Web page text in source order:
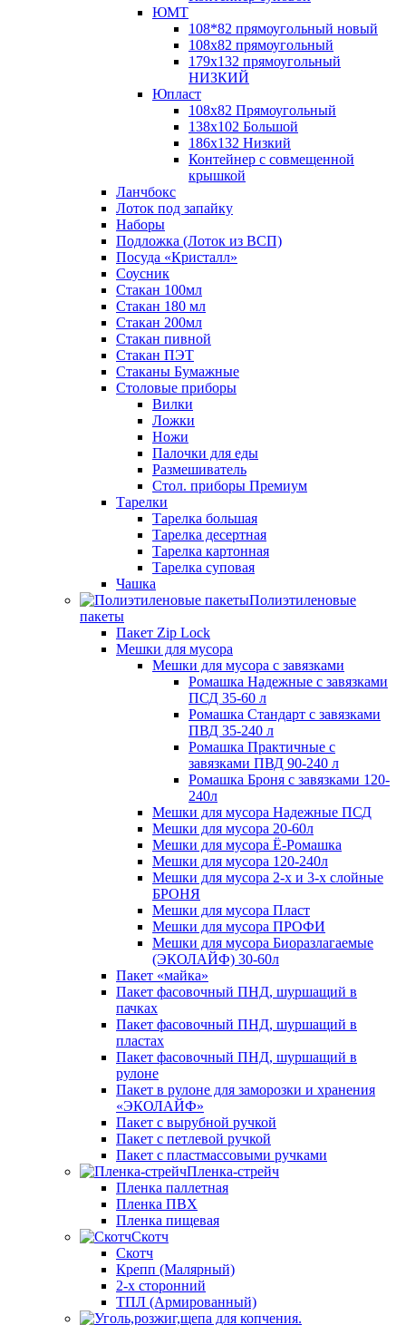
ЮМТ
108*82 прямоугольный новый
108х82 прямоугольный
179х132 прямоугольный
НИЗКИЙ
Юпласт
108х82 Прямоугольный
138х102 Большой
186х132 Низкий
Контейнер с совмещенной
крышкой
Ланчбокс
Лоток под запайку
Наборы
Подложка (Лоток из ВСП)
Посуда «Кристалл»
Соусник
Стакан 100мл
Стакан 180 мл
Стакан 200мл
Стакан пивной
Стакан ПЭТ
Стаканы Бумажные
Столовые приборы
Вилки
Ложки
Ножи
Палочки для еды
Размешиватель
Стол. приборы Премиум
Тарелки
Тарелка большая
Тарелка десертная
Тарелка картонная
Тарелка суповая
Чашка
Полиэтиленовые
пакеты
Пакет Zip Lock
Мешки для мусора
Мешки для мусора с завязками
Ромашка Надежные с завязками
ПСД 35-60 л
Ромашка Стандарт с завязками
ПВД 35-240 л
Ромашка Практичные с
завязками ПВД 90-240 л
Ромашка Броня с завязками 120-
240л
Мешки для мусора Надежные ПСД
Мешки для мусора 20-60л
Мешки для мусора Ё-Ромашка
Мешки для мусора 120-240л
Мешки для мусора 2-х и 3-х слойные
БРОНЯ
Мешки для мусора Пласт
Мешки для мусора ПРОФИ
Мешки для мусора Биоразлагаемые
(ЭКОЛАЙФ) 30-60л
Пакет «майка»
Пакет фасовочный ПНД, шуршащий в
пачках
Пакет фасовочный ПНД, шуршащий в
пластах
Пакет фасовочный ПНД, шуршащий в
рулоне
Пакет в рулоне для заморозки и хранения
«ЭКОЛАЙФ»
Пакет с вырубной ручкой
Пакет с петлевой ручкой
Пакет с пластмассовыми ручками
Пленка-стрейч
Пленка паллетная
Пленка ПВХ
Пленка пищевая
Скотч
Скотч
Крепп (Малярный)
2-х сторонний
ТПЛ (Армированный)